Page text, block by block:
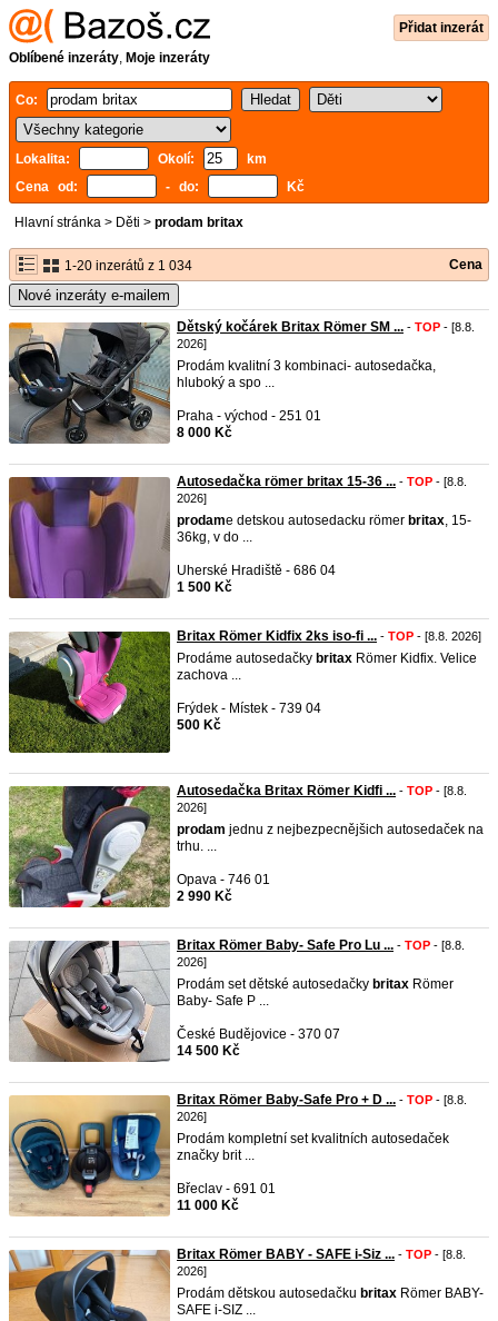
Přidat inzerát
Oblíbené inzeráty, Moje inzeráty
Co:
Lokalita: Okolí:
km
Cena od:
- do: Kč
Hlavní stránka > Děti > prodam britax
1-20 inzerátů z 1 034 Cena
Nové inzeráty e-mailem
Dětský kočárek Britax Römer SM ... - TOP - [8.8.
2026]
Prodám kvalitní 3 kombinaci- autosedačka,
hluboký a spo ...
Praha - východ - 251 01
8 000 Kč
Autosedačka römer britax 15-36 ... - TOP - [8.8.
2026]
prodame detskou autosedacku römer britax, 15-
36kg, v do ...
Uherské Hradiště - 686 04
1 500 Kč
Britax Römer Kidfix 2ks iso-fi ... - TOP - [8.8. 2026]
Prodáme autosedačky britax Römer Kidfix. Velice
zachova ...
Frýdek - Místek - 739 04
500 Kč
Autosedačka Britax Römer Kidfi ... - TOP - [8.8.
2026]
prodam jednu z nejbezpecnějšich autosedaček na
trhu. ...
Opava - 746 01
2 990 Kč
Britax Römer Baby- Safe Pro Lu ... - TOP - [8.8.
2026]
Prodám set dětské autosedačky britax Römer
Baby- Safe P ...
České Budějovice - 370 07
14 500 Kč
Britax Römer Baby-Safe Pro + D ... - TOP - [8.8.
2026]
Prodám kompletní set kvalitních autosedaček
značky brit ...
Břeclav - 691 01
11 000 Kč
Britax Römer BABY - SAFE i-Siz ... - TOP - [8.8.
2026]
Prodám dětskou autosedačku britax Römer BABY-
SAFE i-SIZ ...